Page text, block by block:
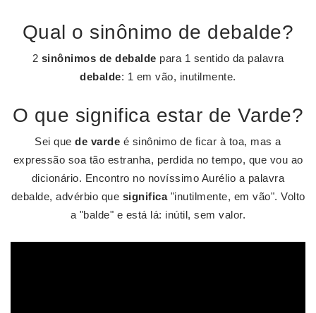
Qual o sinônimo de debalde?
2 sinônimos de debalde para 1 sentido da palavra
debalde: 1 em vão, inutilmente.
O que significa estar de Varde?
Sei quede varde é sinônimo de ficar à toa, mas a
expressão soa tão estranha, perdida no tempo, que vou ao
dicionário. Encontro no novíssimo Aurélio a palavra
debalde, advérbio que significa"inutilmente, em vão". Volto
a "balde" e está lá: inútil, sem valor.